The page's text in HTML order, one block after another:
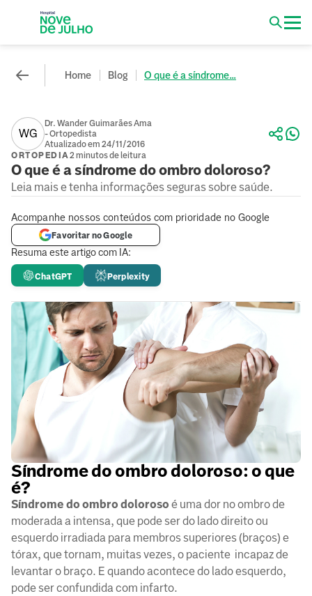
Home Blog O que é a síndrome...
WG
Dr. Wander Guimarães Ama
- Ortopedista
Atualizado em 24/11/2016
ORTOPEDIA2 minutos de leitura
O que é a síndrome do ombro doloroso?
Leia mais e tenha informações seguras sobre saúde.
Resuma este artigo com IA:
ChatGPT Perplexity
Acompanhe nossos conteúdos com prioridade no Google
Favoritar no Google
Síndrome do ombro doloroso: o que
é?
Síndrome do ombro doloroso é uma dor no ombro de
moderada a intensa, que pode ser do lado direito ou
esquerdo irradiada para membros superiores (braços) e
tórax, que tornam, muitas vezes, o paciente incapaz de
levantar o braço. E quando acontece do lado esquerdo,
pode ser confundida com infarto.